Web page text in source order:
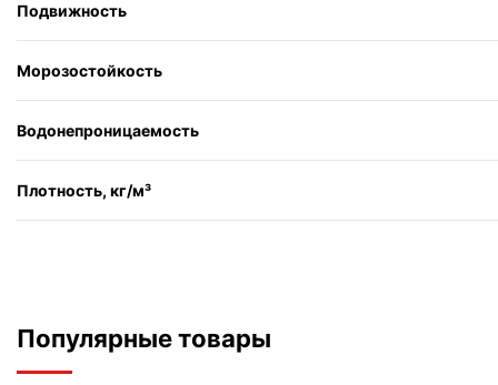
Подвижность
Морозостойкость
Водонепроницаемость
Плотность, кг/м³
Популярные товары